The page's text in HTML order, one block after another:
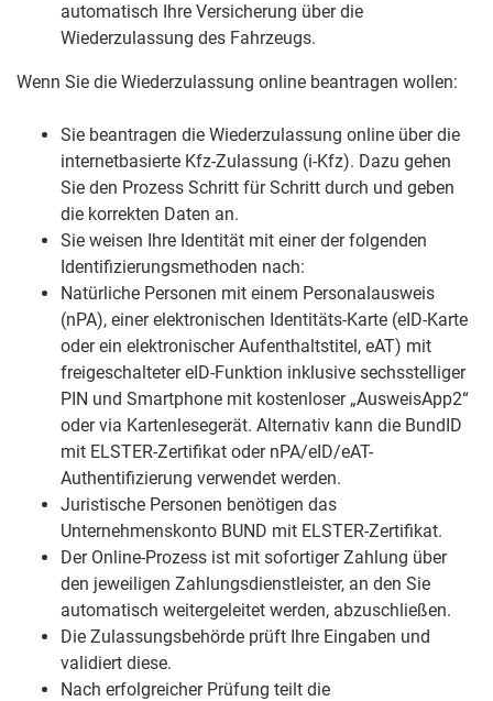
automatisch Ihre Versicherung über die
Wiederzulassung des Fahrzeugs.
Wenn Sie die Wiederzulassung online beantragen wollen:
Sie beantragen die Wiederzulassung online über die
internetbasierte Kfz-Zulassung (i-Kfz). Dazu gehen
Sie den Prozess Schritt für Schritt durch und geben
die korrekten Daten an.
Sie weisen Ihre Identität mit einer der folgenden
Identifizierungsmethoden nach:
Natürliche Personen mit einem Personalausweis
(nPA), einer elektronischen Identitäts-Karte (eID-Karte
oder ein elektronischer Aufenthaltstitel, eAT) mit
freigeschalteter eID-Funktion inklusive sechsstelliger
PIN und Smartphone mit kostenloser „AusweisApp2“
oder via Kartenlesegerät. Alternativ kann die BundID
mit ELSTER-Zertifikat oder nPA/eID/eAT-
Authentifizierung verwendet werden.
Juristische Personen benötigen das
Unternehmenskonto BUND mit ELSTER-Zertifikat.
Der Online-Prozess ist mit sofortiger Zahlung über
den jeweiligen Zahlungsdienstleister, an den Sie
automatisch weitergeleitet werden, abzuschließen.
Die Zulassungsbehörde prüft Ihre Eingaben und
validiert diese.
Nach erfolgreicher Prüfung teilt die